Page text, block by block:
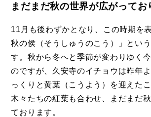
まだまだ秋の世界が広がってお
11月も後わずかとなり、この時期を
秋の侯（そうしゅうのこう）」とい
す。秋から冬へと季節が変わりゆく
のですが、久安寺のイチョウは昨年
っくりと黄葉（こうよう）を迎えた
木々たちの紅葉も合わせ、まだまだ
ております。